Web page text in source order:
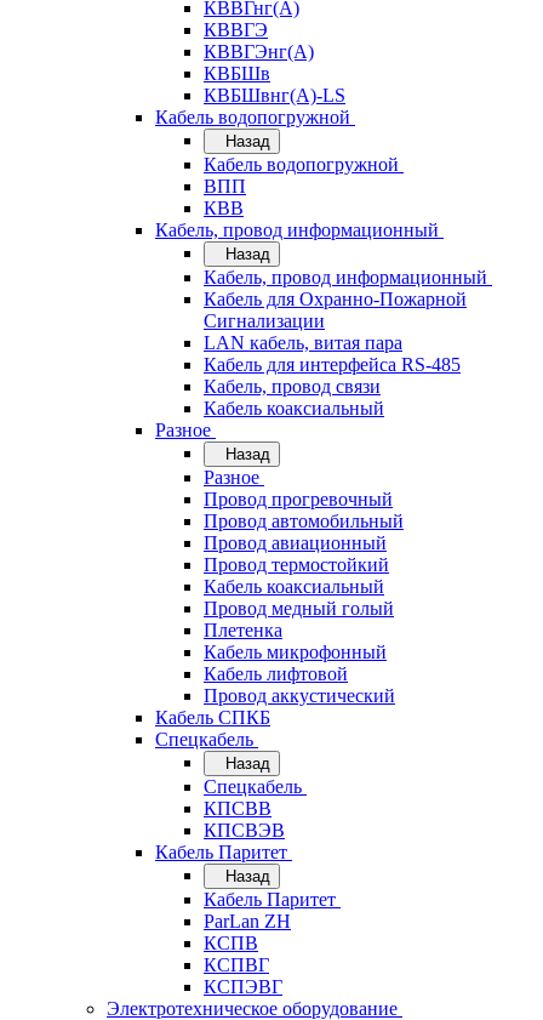
КВВГнг(А)
КВВГЭ
КВВГЭнг(А)
КВБШв
КВБШвнг(А)-LS
Кабель водопогружной
Назад
Кабель водопогружной
ВПП
КВВ
Кабель, провод информационный
Назад
Кабель, провод информационный
Кабель для Охранно-Пожарной
Сигнализации
LAN кабель, витая пара
Кабель для интерфейса RS-485
Кабель, провод связи
Кабель коаксиальный
Разное
Назад
Разное
Провод прогревочный
Провод автомобильный
Провод авиационный
Провод термостойкий
Кабель коаксиальный
Провод медный голый
Плетенка
Кабель микрофонный
Кабель лифтовой
Провод аккустический
Кабель СПКБ
Спецкабель
Назад
Спецкабель
КПСВВ
КПСВЭВ
Кабель Паритет
Назад
Кабель Паритет
ParLan ZH
КСПВ
КСПВГ
КСПЭВГ
Электротехническое оборудование